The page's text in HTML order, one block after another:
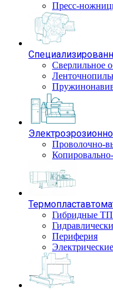
Пресс-
Сверлильное
Проволочно-
Гибридные
Периферия